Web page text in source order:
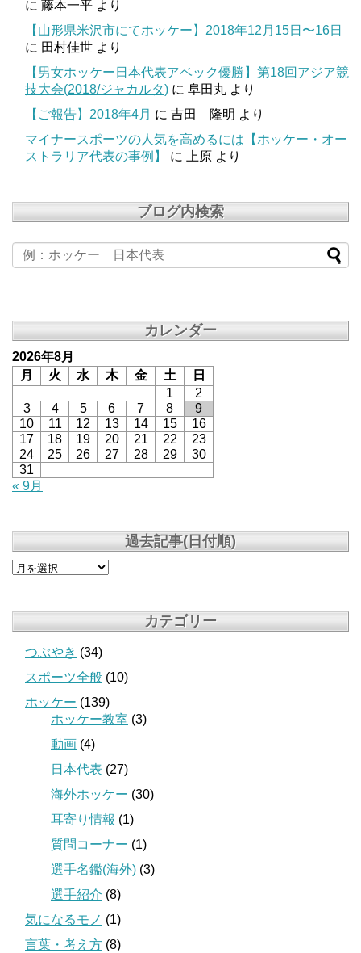
に 藤本一平 より
【山形県米沢市にてホッケー】2018年12月15日〜16日
に 田村佳世 より
【男女ホッケー日本代表アベック優勝】第18回アジア競
技大会(2018/ジャカルタ) に 阜田丸 より
【ご報告】2018年4月 に 吉田 隆明 より
マイナースポーツの人気を高めるには【ホッケー・オー
ストラリア代表の事例】
に 上原 より
ブログ内検索
カレンダー
2026年8月
月
火 水 木 金 土
日
1
2
3
4 5 6 7 8
9
10
11 12 13 14 15
16
17
18 19 20 21 22
23
24
25 26 27 28 29
30
31
« 9月
過去記事(日付順)
カテゴリー
つぶやき (34)
スポーツ全般 (10)
ホッケー (139)
ホッケー教室 (3)
動画 (4)
日本代表 (27)
海外ホッケー (30)
耳寄り情報 (1)
質問コーナー (1)
選手名鑑(海外) (3)
選手紹介 (8)
気になるモノ (1)
言葉・考え方 (8)